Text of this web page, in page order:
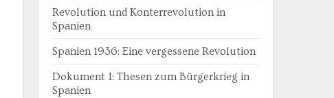
Revolution und Konterrevolution in
Spanien
Spanien 1936: Eine vergessene Revolution
Dokument 1: Thesen zum Bürgerkrieg in
Spanien